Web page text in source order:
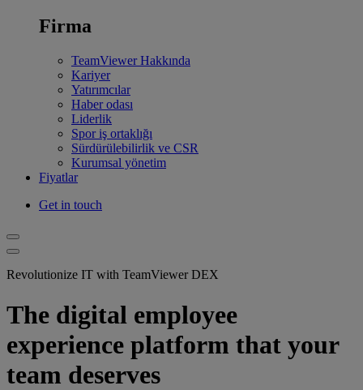
Firma
TeamViewer Hakkında
Kariyer
Yatırımcılar
Haber odası
Liderlik
Spor iş ortaklığı
Sürdürülebilirlik ve CSR
Kurumsal yönetim
Fiyatlar
Get in touch
Revolutionize IT with TeamViewer DEX
The digital employee
experience platform that your
team deserves